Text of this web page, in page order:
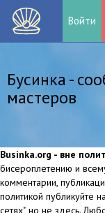
Войти
Бусинка -
мастеров
Businka.org - вне
бисероплетению и
комментарии,
политикой публикуйте
сетях", но не здесь.